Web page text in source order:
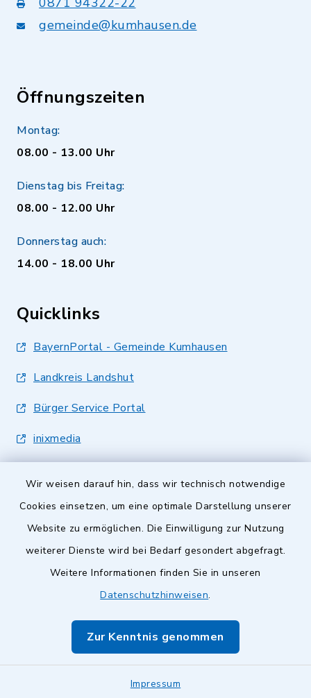
Wir weisen darauf hin, dass wir technisch notwendige
Cookies einsetzen, um eine optimale Darstellung unserer
Website zu ermöglichen. Die Einwilligung zur Nutzung
weiterer Dienste wird bei Bedarf gesondert abgefragt.
Weitere Informationen finden Sie in unseren
Datenschutzhinweisen.
Zur Kenntnis genommen
Impressum
gemeinde@kumhausen.de
Öffnungszeiten
Montag:
08.00 - 13.00 Uhr
Dienstag bis Freitag:
08.00 - 12.00 Uhr
Donnerstag auch:
14.00 - 18.00 Uhr
Quicklinks
BayernPortal - Gemeinde Kumhausen
Landkreis Landshut
Bürger Service Portal
inixmedia
Barrierefreiheit
Impressum
Sitemap